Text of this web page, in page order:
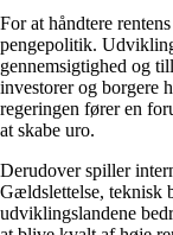
For at håndtere
pengepolitik.
gennemsigtighed og
investorer og borgere
regeringen fører en
at skabe uro.
Derudover spiller
Gældslettelse, teknisk
udviklingslandene